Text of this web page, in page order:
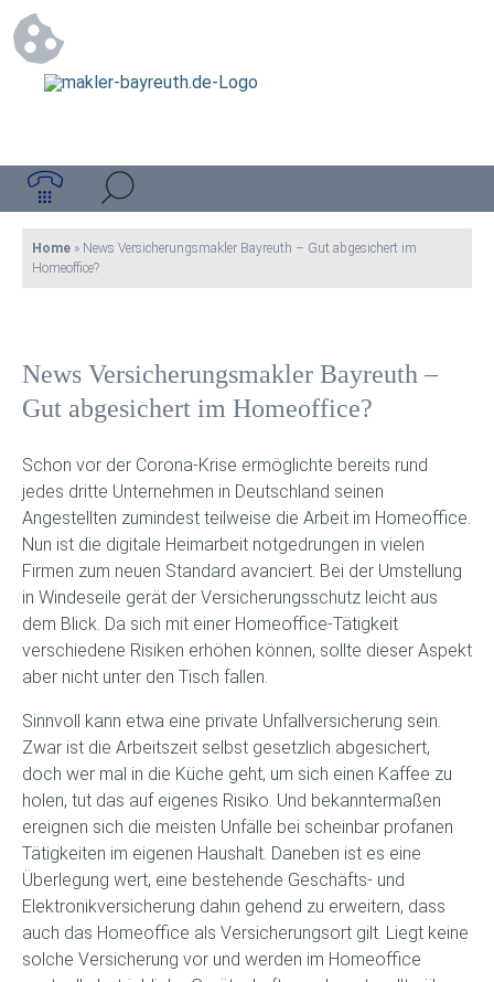
Home » News Versicherungsmakler Bayreuth – Gut abgesichert im
Homeoffice?
News Versicherungsmakler Bayreuth –
Gut abgesichert im Homeoffice?
Schon vor der Corona-Krise ermöglichte bereits rund
jedes dritte Unternehmen in Deutschland seinen
Angestellten zumindest teilweise die Arbeit im Homeoffice.
Nun ist die digitale Heimarbeit notgedrungen in vielen
Firmen zum neuen Standard avanciert. Bei der Umstellung
in Windeseile gerät der Versicherungsschutz leicht aus
dem Blick. Da sich mit einer Homeoffice-Tätigkeit
verschiedene Risiken erhöhen können, sollte dieser Aspekt
aber nicht unter den Tisch fallen.
Sinnvoll kann etwa eine private Unfallversicherung sein.
Zwar ist die Arbeitszeit selbst gesetzlich abgesichert,
doch wer mal in die Küche geht, um sich einen Kaffee zu
holen, tut das auf eigenes Risiko. Und bekanntermaßen
ereignen sich die meisten Unfälle bei scheinbar profanen
Tätigkeiten im eigenen Haushalt. Daneben ist es eine
Überlegung wert, eine bestehende Geschäfts- und
Elektronikversicherung dahin gehend zu erweitern, dass
auch das Homeoffice als Versicherungsort gilt. Liegt keine
solche Versicherung vor und werden im Homeoffice